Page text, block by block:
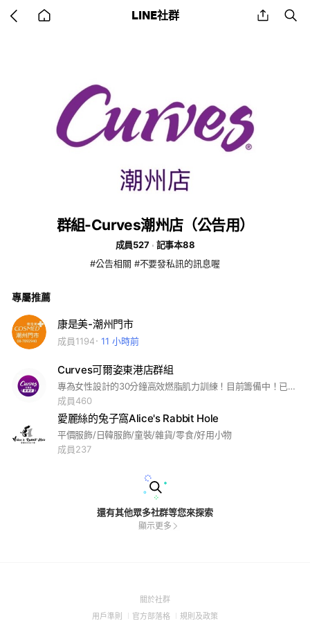
back LINE社群 share
群組-Curves潮州店（公告用）
成員527
記事本88
#公告相關 #不要發私訊的訊息喔
專屬推薦
康是美-潮州門市
成員1194 11 小時前
Curves可爾姿東港店群組
專為女性設計的30分鐘高效燃脂肌力訓練！目前籌備中！已開始致電邀約體驗時間，感謝您的耐心等待！
成員460
愛麗絲的兔子窩Alice's Rabbit Hole
平價服飾/日韓服飾/童裝/雜貨/零食/好用小物
成員237
還有其他眾多社群等您來探索
顯示更多
關於社群(Open
用戶準則 (Open
官方部落格 (Open
規則及政策(Open